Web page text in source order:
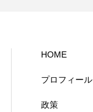
HOME
プロフィール
政策